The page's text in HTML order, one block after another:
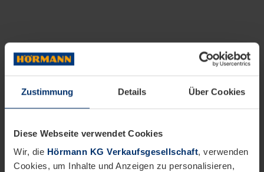
Zustimmung Details Über Cookies
Diese Webseite verwendet Cookies
Wir, die Hörmann KG Verkaufsgesellschaft, verwenden
Cookies, um Inhalte und Anzeigen zu personalisieren,